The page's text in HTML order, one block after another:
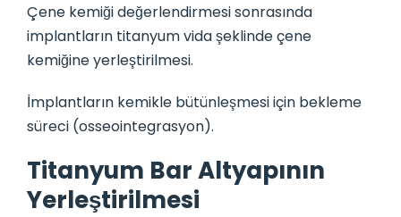
Çene kemiği değerlendirmesi sonrasında
implantların titanyum vida şeklinde çene
kemiğine yerleştirilmesi.
İmplantların kemikle bütünleşmesi için bekleme
süreci (osseointegrasyon).
Titanyum Bar Altyapının
Yerleştirilmesi